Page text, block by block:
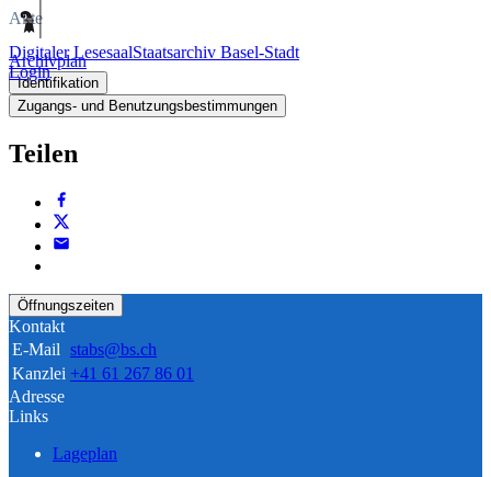
Digitaler LesesaalStaatsarchiv Basel-Stadt
Login
Akte
Archivplan
Identifikation
Zugangs- und Benutzungsbestimmungen
Teilen
Öffnungszeiten
Kontakt
E-Mail stabs@bs.ch
Kanzlei +41 61 267 86 01
Adresse
Links
Lageplan